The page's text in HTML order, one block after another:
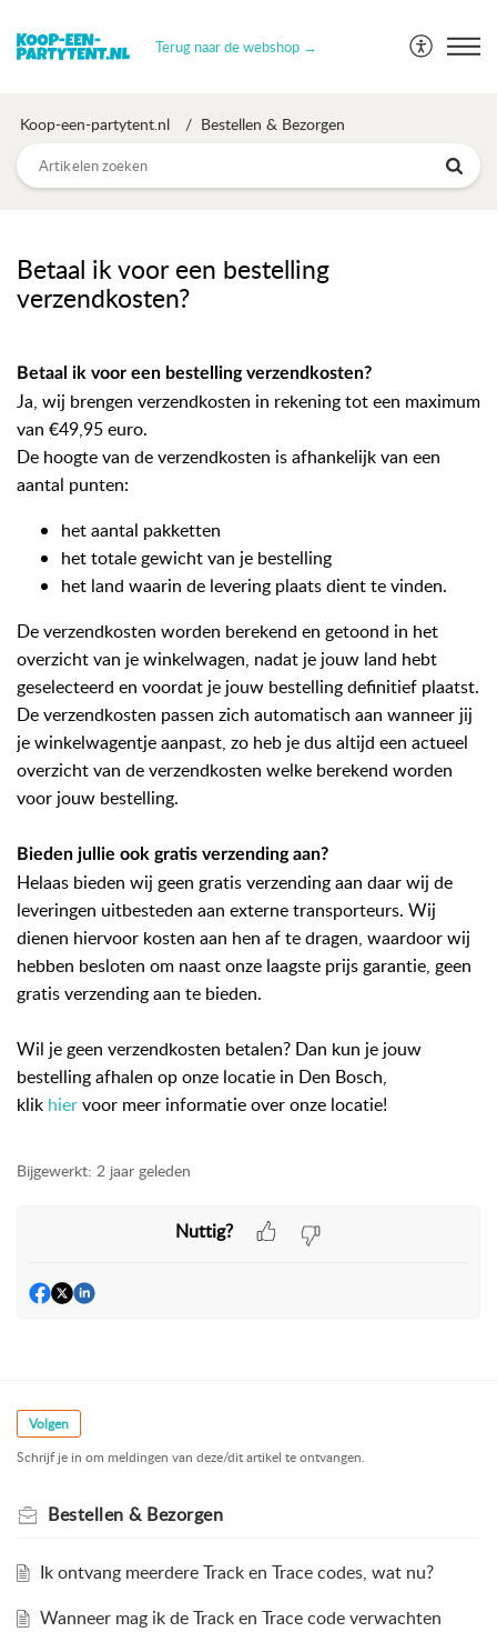
Terug naar de webshop →
Koop-een-partytent.nl Bestellen & Bezorgen
Betaal ik voor een bestelling
verzendkosten?
Betaal ik voor een bestelling verzendkosten?
Ja, wij brengen verzendkosten in rekening tot een maximum
van €49,95 euro.
De hoogte van de verzendkosten is afhankelijk van een
aantal punten:
het aantal pakketten
het totale gewicht van je bestelling
het land waarin de levering plaats dient te vinden.
De verzendkosten worden berekend en getoond in het
overzicht van je winkelwagen, nadat je jouw land hebt
geselecteerd en voordat je jouw bestelling definitief plaatst.
De verzendkosten passen zich automatisch aan wanneer jij
je winkelwagentje aanpast, zo heb je dus altijd een actueel
overzicht van de verzendkosten welke berekend worden
voor jouw bestelling.
Bieden jullie ook gratis verzending aan?
Helaas bieden wij geen gratis verzending aan daar wij de
leveringen uitbesteden aan externe transporteurs. Wij
dienen hiervoor kosten aan hen af te dragen, waardoor wij
hebben besloten om naast onze laagste prijs garantie, geen
gratis verzending aan te bieden.
Wil je geen verzendkosten betalen? Dan kun je jouw
bestelling afhalen op onze locatie in Den Bosch,
klik hiervoor meer informatie over onze locatie!
Bijgewerkt: 2 jaar geleden
Nuttig?
Volgen
Schrijf je in om meldingen van deze/dit artikel te ontvangen.
Bestellen & Bezorgen
Ik ontvang meerdere Track en Trace codes, wat nu?
Wanneer mag ik de Track en Trace code verwachten